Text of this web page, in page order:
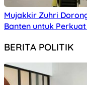
Mujakkir Zuhri
Banten untuk
BERITA POLITIK